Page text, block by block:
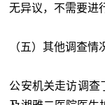
无异议，不需要进
（五）其他调查情
公安机关走访调查